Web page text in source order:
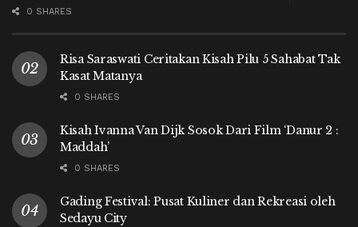
0 SHARES
Risa Saraswati Ceritakan Kisah Pilu 5 Sahabat Tak
Kasat Matanya
0 SHARES
Kisah Ivanna Van Dijk Sosok Dari Film ‘Danur 2 :
Maddah’
0 SHARES
Gading Festival: Pusat Kuliner dan Rekreasi oleh
Sedayu City